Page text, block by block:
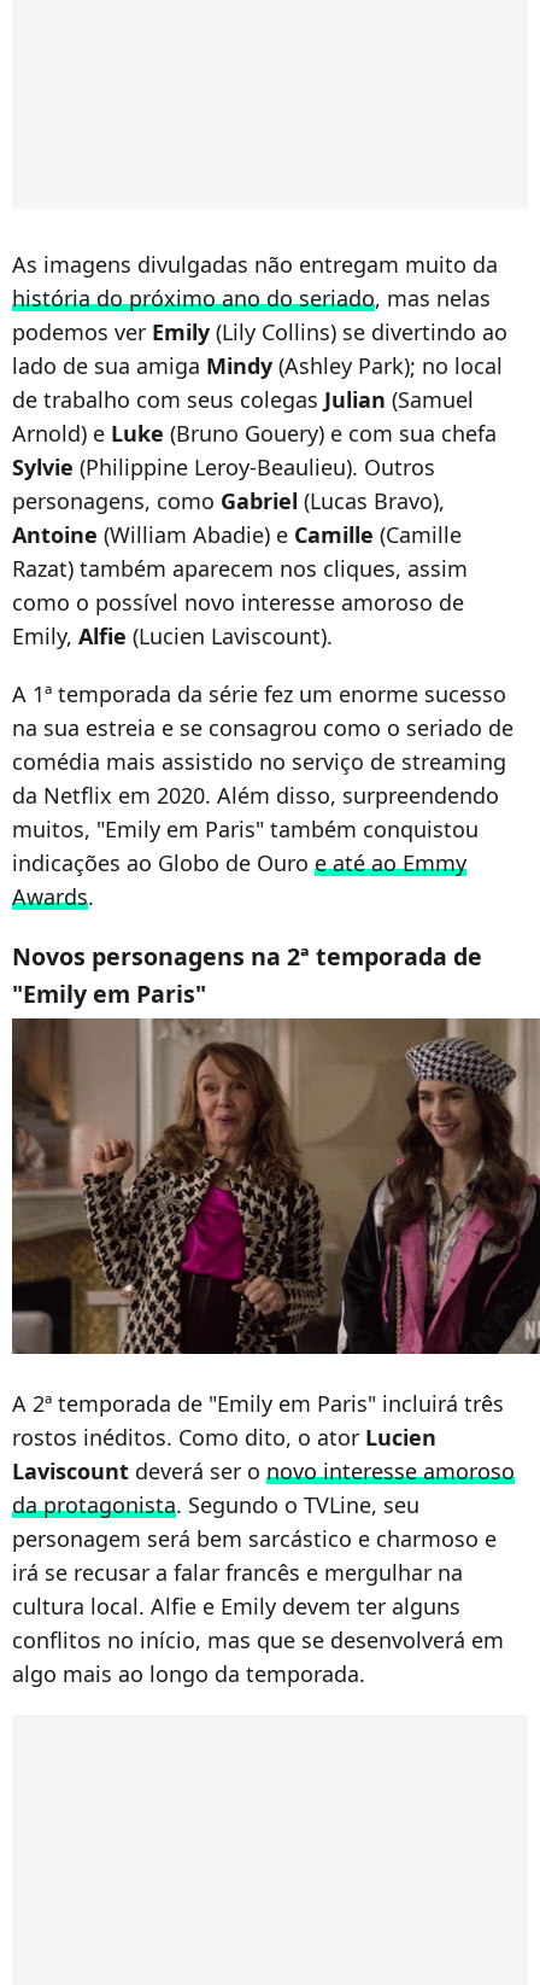
As imagens divulgadas não entregam muito da
história do próximo ano do seriado, mas nelas
podemos ver Emily (Lily Collins) se divertindo ao
lado de sua amiga Mindy (Ashley Park); no local
de trabalho com seus colegas Julian (Samuel
Arnold) e Luke (Bruno Gouery) e com sua chefa
Sylvie (Philippine Leroy-Beaulieu). Outros
personagens, como Gabriel (Lucas Bravo),
Antoine (William Abadie) e Camille (Camille
Razat) também aparecem nos cliques, assim
como o possível novo interesse amoroso de
Emily, Alfie (Lucien Laviscount).
A 1ª temporada da série fez um enorme sucesso
na sua estreia e se consagrou como o seriado de
comédia mais assistido no serviço de streaming
da Netflix em 2020. Além disso, surpreendendo
muitos, "Emily em Paris" também conquistou
indicações ao Globo de Ouro e até ao Emmy
Awards.
Novos personagens na 2ª temporada de
"Emily em Paris"
A 2ª temporada de "Emily em Paris" incluirá três
rostos inéditos. Como dito, o ator Lucien
Laviscount deverá ser o novo interesse amoroso
da protagonista. Segundo o TVLine, seu
personagem será bem sarcástico e charmoso e
irá se recusar a falar francês e mergulhar na
cultura local. Alfie e Emily devem ter alguns
conflitos no início, mas que se desenvolverá em
algo mais ao longo da temporada.